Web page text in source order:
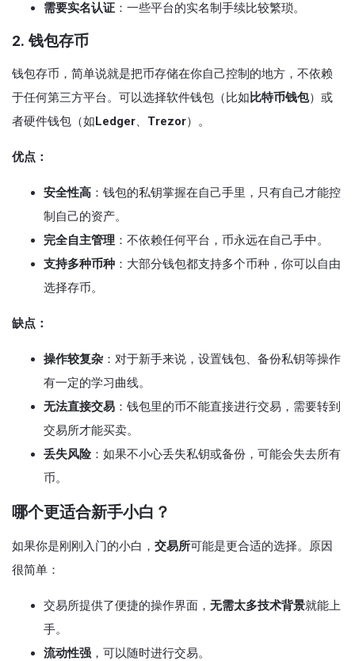
需要实名认证 ：一些平台的实名制手续比较繁琐。
2. 钱包存币
钱包存币，简单说就是把币存储在你自己控制的地方，不依赖
于任何第三方平台。可以选择软件钱包（比如 比特币钱包）或
者硬件钱包（如Ledger、 Trezor）。
优点：
安全性高 ：钱包的私钥掌握在自己手里，只有自己才能控
制自己的资产。
完全自主管理 ：不依赖任何平台，币永远在自己手中。
支持多种币种 ：大部分钱包都支持多个币种，你可以自由
选择存币。
缺点：
操作较复杂 ：对于新手来说，设置钱包、备份私钥等操作
有一定的学习曲线。
无法直接交易 ：钱包里的币不能直接进行交易，需要转到
交易所才能买卖。
丢失风险：如果不小心丢失私钥或备份，可能会失去所有
币。
哪个更适合新手小白？
如果你是刚刚入门的小白， 交易所可能是更合适的选择。原因
很简单：
交易所提供了便捷的操作界面， 无需太多技术背景就能上
手。
流动性强 ，可以随时进行交易。